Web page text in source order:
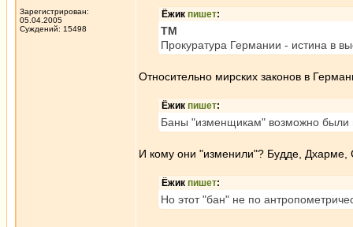
Зарегистрирован:
05.04.2005
Суждений: 15498
Ёжик пишет:
ТМ
Прокуратура Германии - истина в
Относительно мирских законов в
Ёжик пишет:
Баны "изменщикам" возможно были
И кому они "изменили"? Будде, Дхарме,
Ёжик пишет:
Но этот "бан" не по